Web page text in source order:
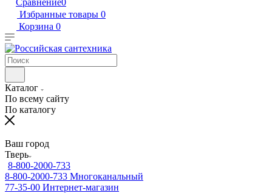
Сравнение0
Избранные товары 0
Корзина 0
Каталог
По всему сайту
По каталогу
Ваш город
Тверь
8-800-2000-733
8-800-2000-733 Многоканальный
77-35-00 Интернет-магазин